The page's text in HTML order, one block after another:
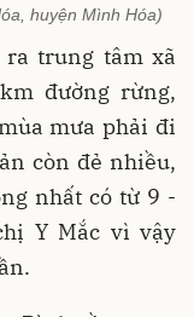
huyện Mình Hóa)
ra trung tâm xã
đường rừng,
mưa phải đi
còn đẻ nhiều,
nhất có từ 9 -
Y Mắc vì vậy